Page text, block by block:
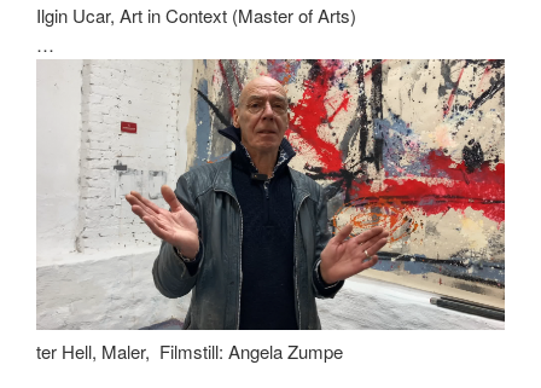
Ilgin Ucar, Art in Context (Master of Arts)
…
ter Hell, Maler, Filmstill: Angela Zumpe